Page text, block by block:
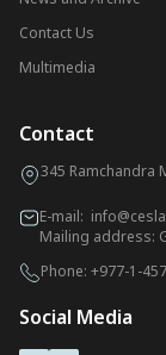
Contact Us
Multimedia
Contact
345 Ramchandra
E-mail:
Mailing address:
Phone: +977-1-
Social Media